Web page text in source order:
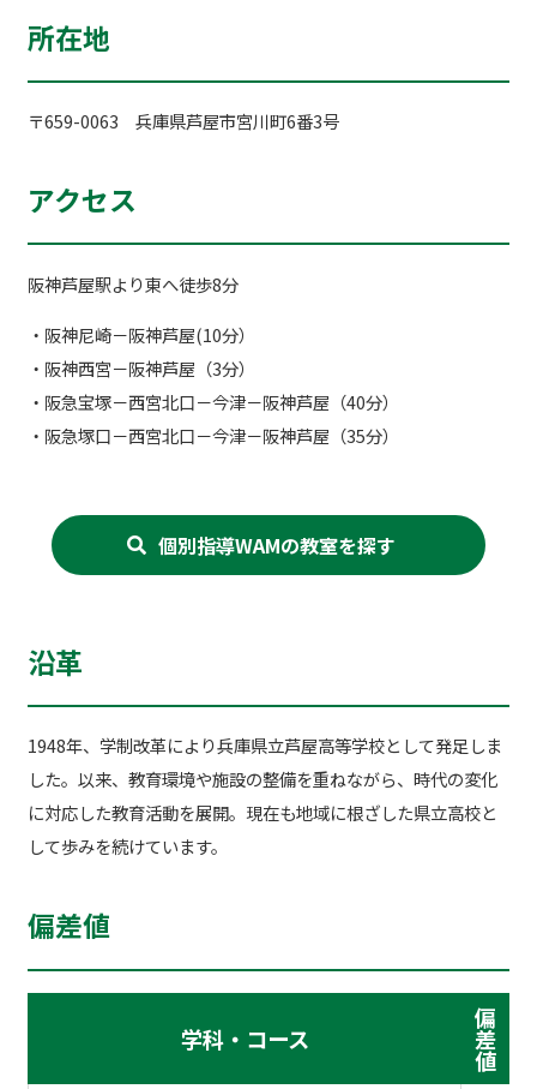
所在地
〒659-0063 兵庫県芦屋市宮川町6番3号
アクセス
阪神芦屋駅より東へ徒歩8分
・阪神尼崎－阪神芦屋(10分）
・阪神西宮－阪神芦屋（3分）
・阪急宝塚－西宮北口－今津－阪神芦屋（40分）
・阪急塚口－西宮北口－今津－阪神芦屋（35分）
個別指導WAMの教室を探す
沿革
1948年、学制改革により兵庫県立芦屋高等学校として発足しま
した。以来、教育環境や施設の整備を重ねながら、時代の変化
に対応した教育活動を展開。現在も地域に根ざした県立高校と
して歩みを続けています。
偏差値
学科・コース
偏
差
値